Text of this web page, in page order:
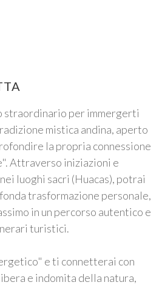
straordinario per immergerti
mistica andina, aperto
la propria connessione
Attraverso iniziazioni e
luoghi sacri (Huacas), potrai
trasformazione personale,
in un percorso autentico e
turistici.
e ti connetterai con
e indomita della natura,